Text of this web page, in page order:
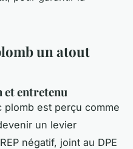
un atout
entretenu
est perçu comme
un levier
négatif, joint au DPE